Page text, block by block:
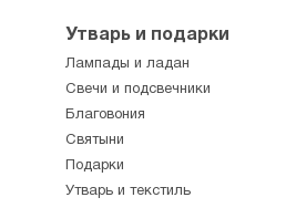
Утварь и подарки
Лампады и ладан
Свечи и подсвечники
Благовония
Святыни
Подарки
Утварь и текстиль